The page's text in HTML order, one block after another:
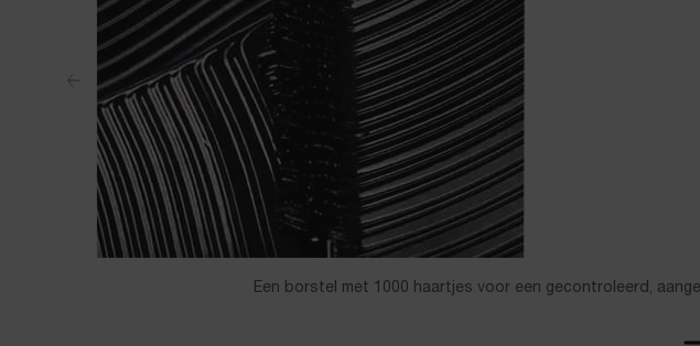
Een borstel met 1000 haartjes voor een gecontroleerd,